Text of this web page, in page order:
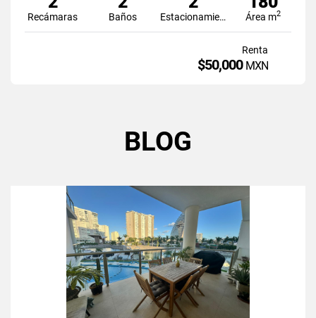
Recámaras Baños Estacionamiento Área m2
Renta
$50,000 MXN
BLOG